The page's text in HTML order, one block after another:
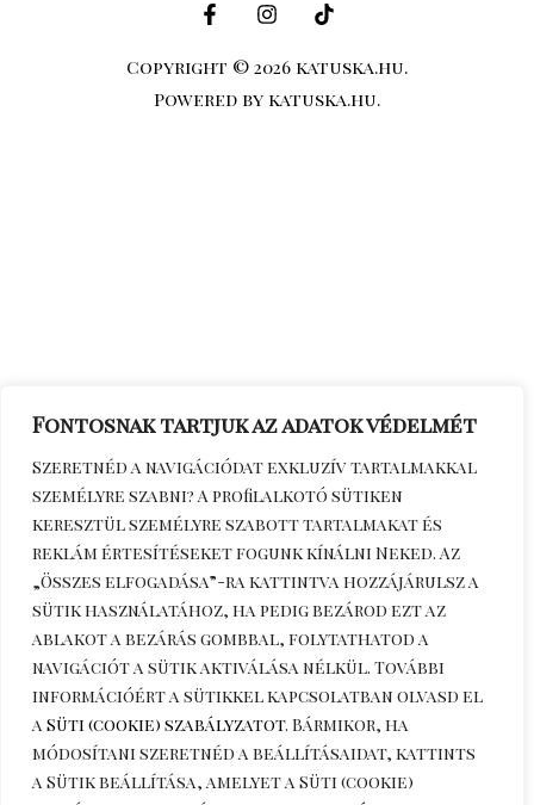
Fontosnak tartjuk az adatok védelmét
Szeretnéd a navigációdat exkluzív tartalmakkal
személyre szabni? A profilalkotó sütiken
keresztül személyre szabott tartalmakat és
reklám értesítéseket fogunk kínálni Neked. Az
„Összes elfogadása”-ra kattintva hozzájárulsz a
sütik használatához, ha pedig bezárod ezt az
ablakot a bezárás gombbal, folytathatod a
navigációt a sütik aktiválása nélkül. További
információért a sütikkel kapcsolatban olvasd el
a Süti (cookie) szabályzatot. Bármikor, ha
módosítani szeretnéd a beállításaidat, kattints
a Sütik beállítása, amelyet a Süti (cookie)
Copyright © 2026 katuska.hu.
Powered by katuska.hu.